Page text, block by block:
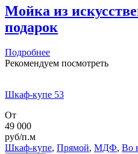
Мойка из
подарок
Подробнее
Рекомендуем посмотреть
Шкаф-купе 53
От
49 000
руб/п.м
Шкаф-купе, Прямой, МДФ, Во